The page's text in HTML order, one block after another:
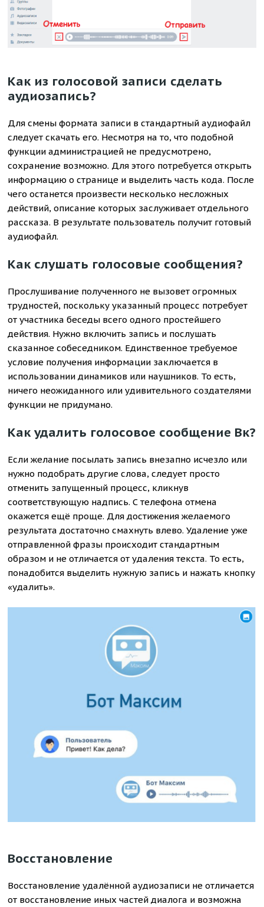
Как из голосовой записи сделать
аудиозапись?
Для смены формата записи в стандартный аудиофайл
следует скачать его. Несмотря на то, что подобной
функции администрацией не предусмотрено,
сохранение возможно. Для этого потребуется открыть
информацию о странице и выделить часть кода. После
чего останется произвести несколько несложных
действий, описание которых заслуживает отдельного
рассказа. В результате пользователь получит готовый
аудиофайл.
Как слушать голосовые сообщения?
Прослушивание полученного не вызовет огромных
трудностей, поскольку указанный процесс потребует
от участника беседы всего одного простейшего
действия. Нужно включить запись и послушать
сказанное собеседником. Единственное требуемое
условие получения информации заключается в
использовании динамиков или наушников. То есть,
ничего неожиданного или удивительного создателями
функции не придумано.
Как удалить голосовое сообщение Вк?
Если желание посылать запись внезапно исчезло или
нужно подобрать другие слова, следует просто
отменить запущенный процесс, кликнув
соответствующую надпись. С телефона отмена
окажется ещё проще. Для достижения желаемого
результата достаточно смахнуть влево. Удаление уже
отправленной фразы происходит стандартным
образом и не отличается от удаления текста. То есть,
понадобится выделить нужную запись и нажать кнопку
«удалить».
Восстановление
Восстановление удалённой аудиозаписи не отличается
от восстановление иных частей диалога и возможна